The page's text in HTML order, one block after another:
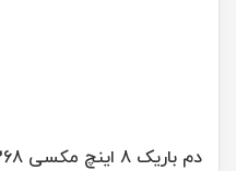
دم باریک 8 اینچ مکسی RH-1368 رونیکس